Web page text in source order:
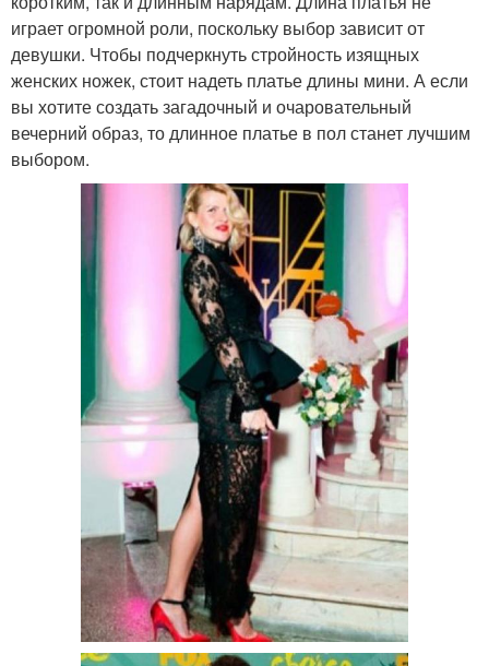
играет огромной роли, поскольку выбор зависит от
девушки. Чтобы подчеркнуть стройность изящных
женских ножек, стоит надеть платье длины мини. А если
вы хотите создать загадочный и очаровательный
вечерний образ, то длинное платье в пол станет лучшим
выбором.